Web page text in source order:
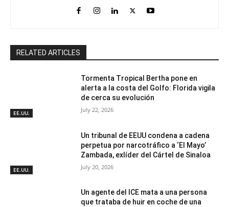
RELATED ARTICLES
EE.UU.
Tormenta Tropical Bertha pone en
alerta a la costa del Golfo: Florida vigila
de cerca su evolución
July 22, 2026
EE.UU.
Un tribunal de EEUU condena a cadena
perpetua por narcotráfico a ‘El Mayo’
Zambada, exlíder del Cártel de Sinaloa
July 20, 2026
Un agente del ICE mata a una persona
que trataba de huir en coche de una